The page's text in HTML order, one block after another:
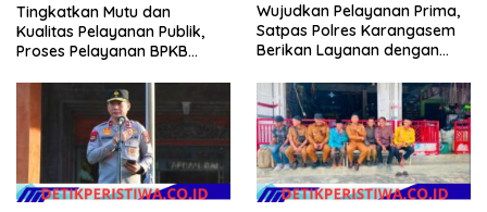
Tingkatkan Mutu dan
Kualitas Pelayanan Publik,
Proses Pelayanan BPKB
Cepat dan Transparan
Wujudkan Pelayanan Prima,
Satpas Polres Karangasem
Berikan Layanan dengan
Salam